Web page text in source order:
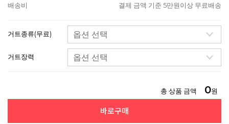
배송비 결제 금액 기준 5만원이상 무료배송
거트종류(무료)
거트장력
총 상품 금액 0원
바로구매